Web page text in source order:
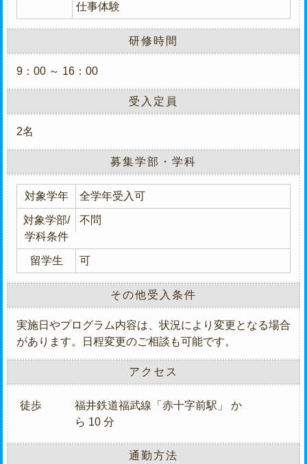
仕事体験
研修時間
9：00 ～ 16：00
受入定員
2名
募集学部・学科
対象学年 全学年受入可
対象学部/
学科条件
不問
留学生 可
その他受入条件
実施日やプログラム内容は、状況により変更となる場合
があります。日程変更のご相談も可能です。
アクセス
徒歩
福井鉄道福武線「赤十字前駅」 か
ら 10 分
通勤方法